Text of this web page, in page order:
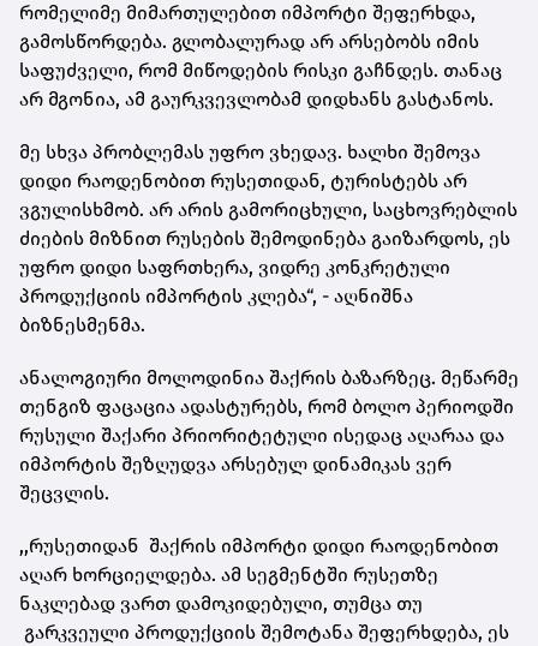
რომელიმე მიმართულებით იმპორტი შეფერხდა,
გამოსწორდება. გლობალურად არ არსებობს იმის
საფუძველი, რომ მიწოდების რისკი გაჩნდეს. თანაც
არ მგონია, ამ გაურკვევლობამ დიდხანს გასტანოს.
მე სხვა პრობლემას უფრო ვხედავ. ხალხი შემოვა
დიდი რაოდენობით რუსეთიდან, ტურისტებს არ
ვგულისხმობ. არ არის გამორიცხული, საცხოვრებლის
ძიების მიზნით რუსების შემოდინება გაიზარდოს, ეს
უფრო დიდი საფრთხერა, ვიდრე კონკრეტული
პროდუქციის იმპორტის კლება“, - აღნიშნა
ბიზნესმენმა.
ანალოგიური მოლოდინია შაქრის ბაზარზეც. მეწარმე
თენგიზ ფაცაცია ადასტურებს, რომ ბოლო პერიოდში
რუსული შაქარი პრიორიტეტული ისედაც აღარაა და
იმპორტის შეზღუდვა არსებულ დინამიკას ვერ
შეცვლის.
,,რუსეთიდან შაქრის იმპორტი დიდი რაოდენობით
აღარ ხორციელდება. ამ სეგმენტში რუსეთზე
ნაკლებად ვართ დამოკიდებული, თუმცა თუ
გარკვეული პროდუქციის შემოტანა შეფერხდება, ეს